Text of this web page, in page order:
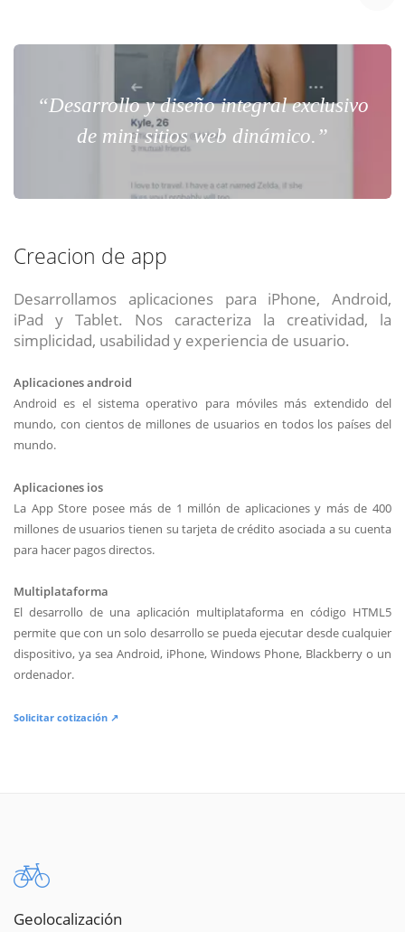
“Desarrollo y diseño integral exclusivo
de mini sitios web dinámico.”
Creacion de app
Desarrollamos aplicaciones para iPhone, Android,
iPad y Tablet. Nos caracteriza la creatividad, la
simplicidad, usabilidad y experiencia de usuario.
Aplicaciones android
Android es el sistema operativo para móviles más extendido del
mundo, con cientos de millones de usuarios en todos los países del
mundo.
Aplicaciones ios
La App Store posee más de 1 millón de aplicaciones y más de 400
millones de usuarios tienen su tarjeta de crédito asociada a su cuenta
para hacer pagos directos.
Multiplataforma
El desarrollo de una aplicación multiplataforma en código HTML5
permite que con un solo desarrollo se pueda ejecutar desde cualquier
dispositivo, ya sea Android, iPhone, Windows Phone, Blackberry o un
ordenador.
Solicitar cotización ↗
Geolocalización